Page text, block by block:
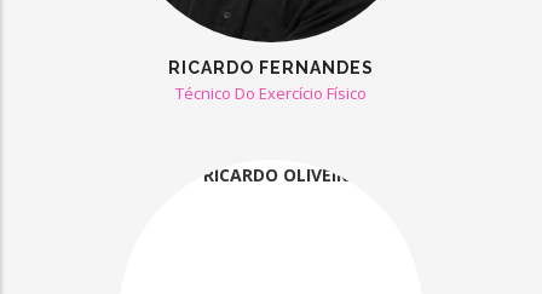
RICARDO FERNANDES
Técnico Do Exercício Físico